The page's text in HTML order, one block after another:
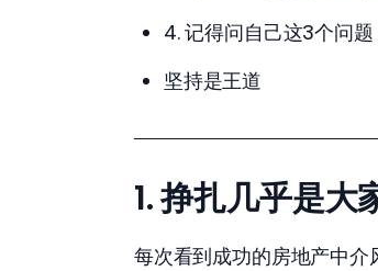
4. 记得问自己这3个问题
坚持是王道
1. 挣扎几乎是大
每次看到成功的房地产中介